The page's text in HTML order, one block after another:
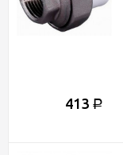
413 Р